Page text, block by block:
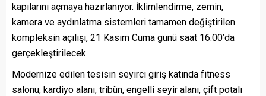
kapılarını açmaya hazırlanıyor. İklimlendirme, zemin,
kamera ve aydınlatma sistemleri tamamen değiştirilen
kompleksin açılışı, 21 Kasım Cuma günü saat 16.00’da
gerçekleştirilecek.
Modernize edilen tesisin seyirci giriş katında fitness
salonu, kardiyo alanı, tribün, engelli seyir alanı, çift potalı